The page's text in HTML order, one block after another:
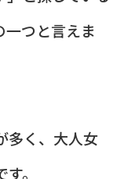
一つと言えま
多く、大人女
。